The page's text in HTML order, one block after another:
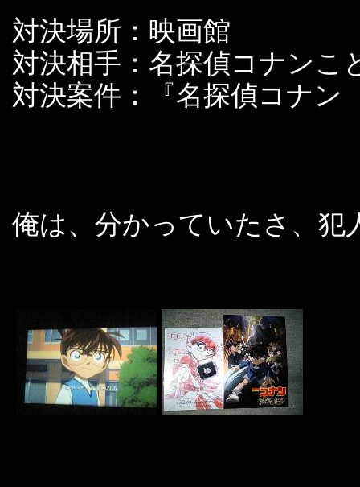
対決場所：映画館
対決相手：名探偵コナンこ
対決案件：『名探偵コナ
俺は、分かっていたさ、犯